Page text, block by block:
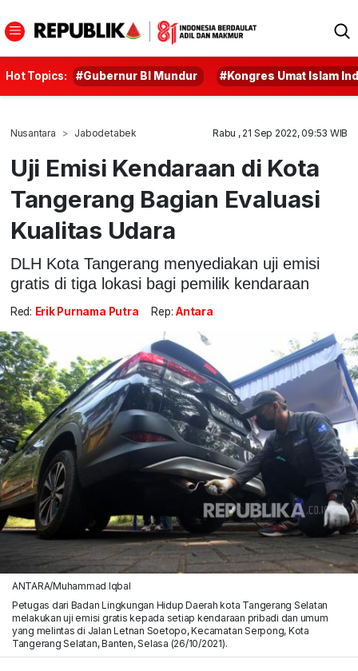
Hot Topics: #Gubernur BI Mundur #Kongres Umat Islam
Nusantara Jabodetabek Rabu , 21 Sep 2022, 09:53 WIB
Uji Emisi Kendaraan di Kota
Tangerang Bagian Evaluasi
Kualitas Udara
DLH Kota Tangerang menyediakan uji emisi
gratis di tiga lokasi bagi pemilik kendaraan
Red: Erik Purnama Putra Rep: Antara
ANTARA/Muhammad Iqbal
Petugas dari Badan Lingkungan Hidup Daerah kota Tangerang Selatan
melakukan uji emisi gratis kepada setiap kendaraan pribadi dan umum
yang melintas di Jalan Letnan Soetopo, Kecamatan Serpong, Kota
Tangerang Selatan, Banten, Selasa (26/10/2021).